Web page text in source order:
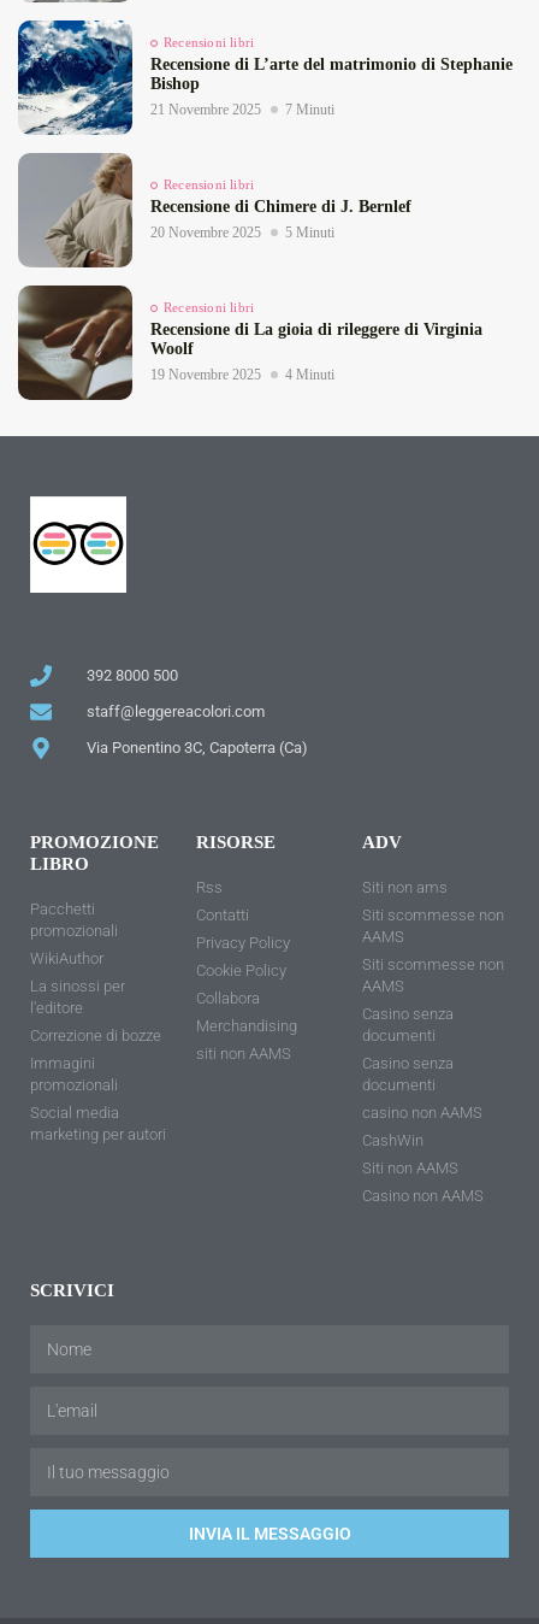
Recensioni libri
Recensione di L’arte del matrimonio di Stephanie
Bishop
21 Novembre 2025 7 Minuti
Recensioni libri
Recensione di Chimere di J. Bernlef
20 Novembre 2025 5 Minuti
Recensioni libri
Recensione di La gioia di rileggere di Virginia
Woolf
19 Novembre 2025 4 Minuti
392 8000 500
staff@leggereacolori.com
Via Ponentino 3C, Capoterra (Ca)
PROMOZIONE
LIBRO
Pacchetti
promozionali
WikiAuthor
La sinossi per
l'editore
Correzione di bozze
Immagini
promozionali
Social media
marketing per autori
RISORSE
Rss
Contatti
Privacy Policy
Cookie Policy
Collabora
Merchandising
siti non AAMS
ADV
Siti non ams
Siti scommesse non
AAMS
Siti scommesse non
AAMS
Casino senza
documenti
Casino senza
documenti
casino non AAMS
CashWin
Siti non AAMS
Casino non AAMS
SCRIVICI
INVIA IL MESSAGGIO